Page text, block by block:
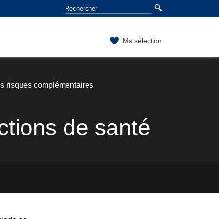
Ma sélection
risques complémentaires
de santé